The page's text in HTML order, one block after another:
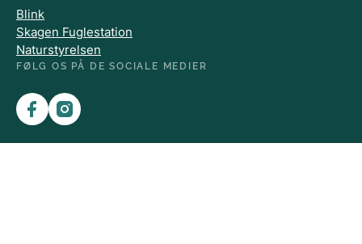
Blink
Skagen Fuglestation
Naturstyrelsen
FØLG OS PÅ DE SOCIALE MEDIER